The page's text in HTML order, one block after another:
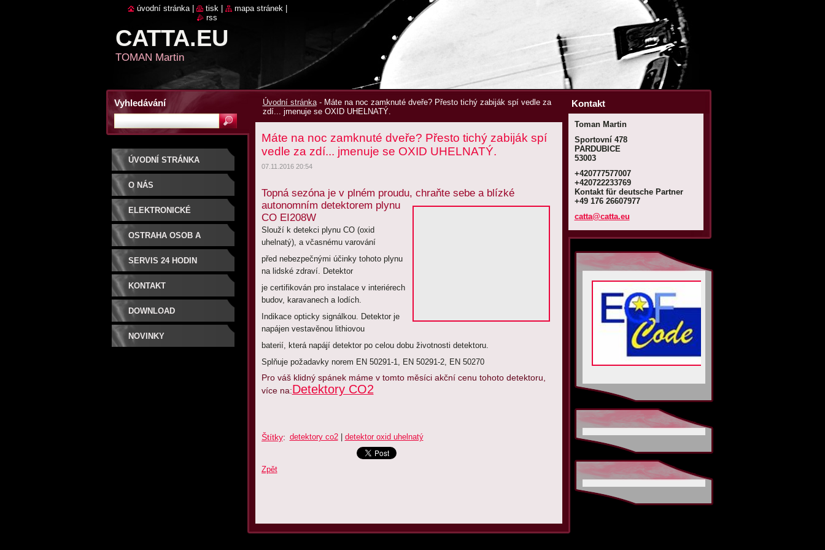
CATTA.EU
TOMAN Martin
Úvodní stránka - Máte na noc zamknuté dveře? Přesto tichý zabiják spí vedle za
zdí... jmenuje se OXID UHELNATÝ.
Máte na noc zamknuté dveře? Přesto tichý zabiják spí
vedle za zdí... jmenuje se OXID UHELNATÝ.
07.11.2016 20:54
Topná sezóna je v plném proudu, chraňte sebe a blízké
autonomním detektorem plynu
CO EI208W
Slouží k detekci plynu CO (oxid
uhelnatý), a včasnému varování
před nebezpečnými účinky tohoto plynu
na lidské zdraví. Detektor
je certifikován pro instalace v interiérech
budov, karavanech a lodích.
Indikace opticky signálkou. Detektor je
napájen vestavěnou lithiovou
baterií, která napájí detektor po celou dobu životnosti detektoru.
Splňuje požadavky norem EN 50291-1, EN 50291-2, EN 50270
Pro váš klidný spánek máme v tomto měsíci akční cenu tohoto detektoru,
více na:Detektory CO2
Štítky: detektory co2 detektor oxid uhelnatý
Zpět
ÚVODNÍ STRÁNKA
O NÁS
ELEKTRONICKÉ
SYSTÉMY
OSTRAHA OSOB A
MAJETKU
SERVIS 24 HODIN
KONTAKT
DOWNLOAD
NOVINKY
Kontakt
Toman Martin
Sportovní 478
PARDUBICE
53003
+420777577007
+420722233769
Kontakt für deutsche Partner
+49 176 26607977
catta@catta.eu
Vyhledávání
úvodní stránka tisk mapa stránek
rss